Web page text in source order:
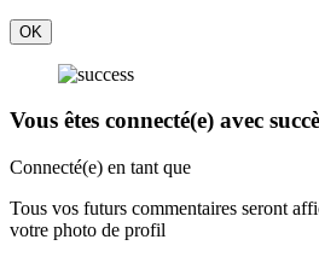
OK
Vous êtes connecté(e) avec
Connecté(e) en tant que
Tous vos futurs commentaires seront
votre photo de profil